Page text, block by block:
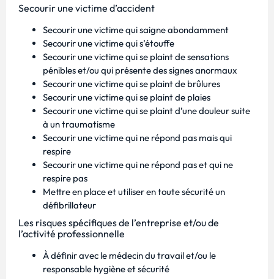
Secourir une victime d’accident
Secourir une victime qui saigne abondamment
Secourir une victime qui s’étouffe
Secourir une victime qui se plaint de sensations
pénibles et/ou qui présente des signes anormaux
Secourir une victime qui se plaint de brûlures
Secourir une victime qui se plaint de plaies
Secourir une victime qui se plaint d’une douleur suite
à un traumatisme
Secourir une victime qui ne répond pas mais qui
respire
Secourir une victime qui ne répond pas et qui ne
respire pas
Mettre en place et utiliser en toute sécurité un
défibrillateur
Les risques spécifiques de l’entreprise et/ou de
l’activité professionnelle
À définir avec le médecin du travail et/ou le
responsable hygiène et sécurité